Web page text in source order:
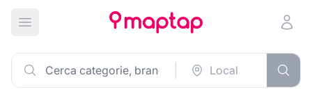
Apri menu principale